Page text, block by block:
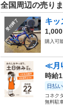
全国周辺の売り
受付終了 キ
購入可
≪月
時給
日払い
コネク
無料駐